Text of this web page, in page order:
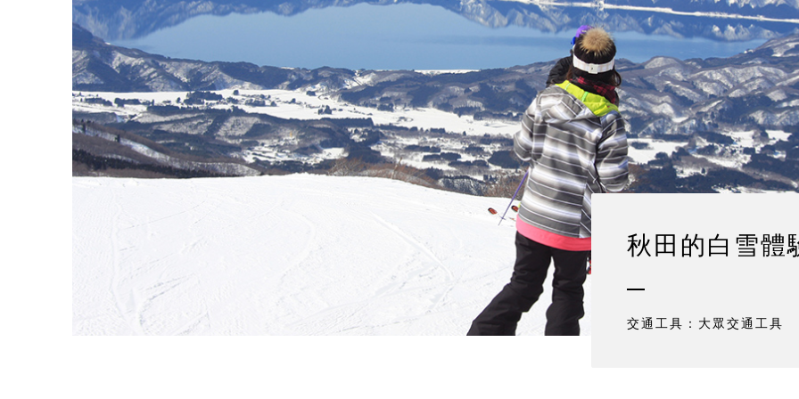
秋田的白雪體
交通工具：大眾交通工具